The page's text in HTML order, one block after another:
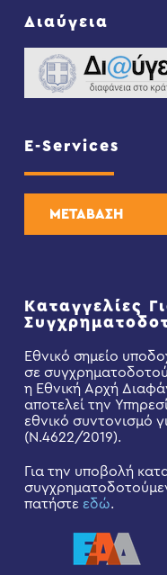
Διαύγεια
E-Services
ΜΕΤΑΒΑΣΗ
Καταγγελίες
Εθνικό σημείο
σε
η Εθνική Αρχή
αποτελεί την
εθνικό συντονισμό
(Ν.4622/2019).
Για την υποβολή
πατήστε εδώ.